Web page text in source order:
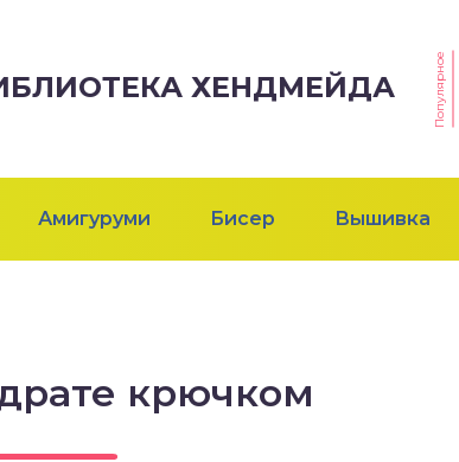
ХЕНДМЕЙДА Популярное
Амигуруми Бисер Вышивка
крючком